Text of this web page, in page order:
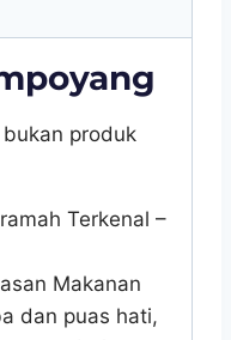
produk
Terkenal –
Makanan
dan puas hati,